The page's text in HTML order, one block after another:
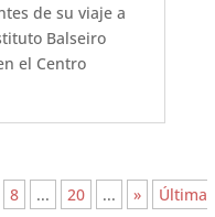
de su viaje a
Balseiro
el Centro
8 ... 20 ... »
Última